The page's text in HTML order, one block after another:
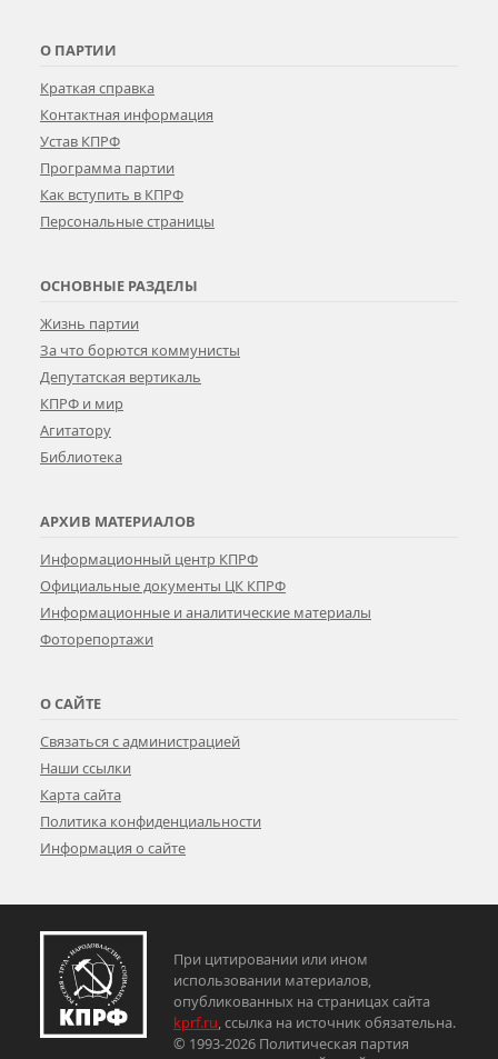
О ПАРТИИ
Краткая справка
Контактная информация
Устав КПРФ
Программа партии
Как вступить в КПРФ
Персональные страницы
ОСНОВНЫЕ РАЗДЕЛЫ
Жизнь партии
За что борются коммунисты
Депутатская вертикаль
КПРФ и мир
Агитатору
Библиотека
АРХИВ МАТЕРИАЛОВ
Информационный центр КПРФ
Официальные документы ЦК КПРФ
Информационные и аналитические материалы
Фоторепортажи
О САЙТЕ
Связаться с администрацией
Наши ссылки
Карта сайта
Политика конфиденциальности
Информация о сайте
При цитировании или ином
использовании материалов,
опубликованных на страницах сайта
kprf.ru, ссылка на источник обязательна.
© 1993-2026 Политическая партия